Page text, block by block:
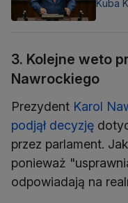
Kuba
3. Kolejne weto
Nawrockiego
Prezydent Karol
podjął decyzję
przez parlament.
ponieważ
odpowiadają na